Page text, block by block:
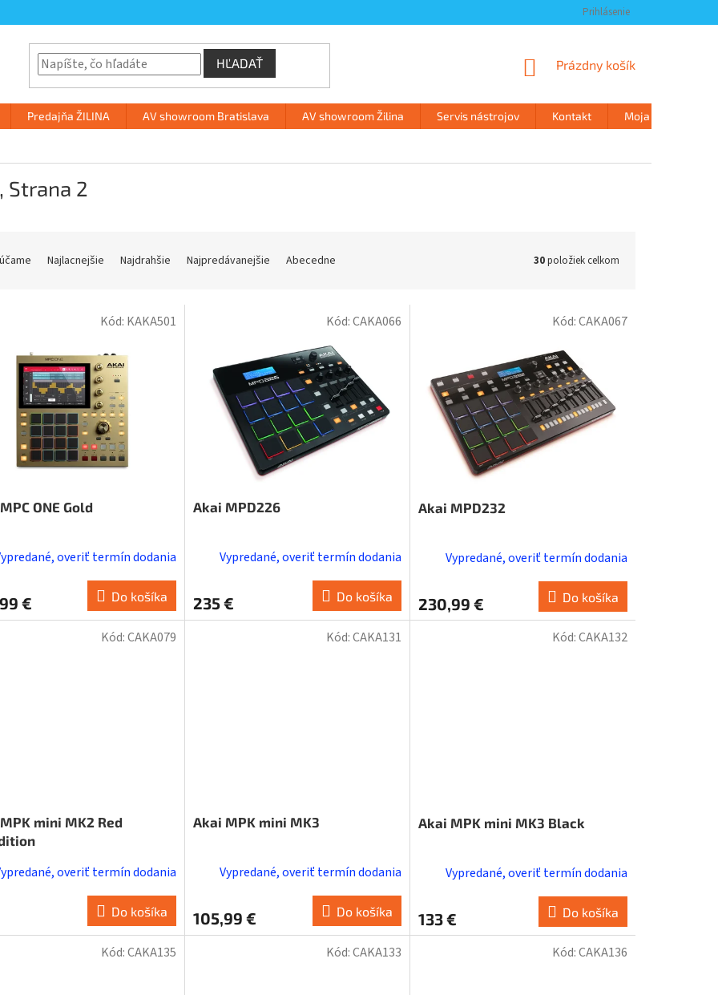
Prihlásenie
HĽADAŤ
NÁKUPNÝ
Prázdny košík
Predajňa ŽILINA AV showroom Bratislava AV showroom Žilina Servis nástrojov Kontakt Moja objednávka
, Strana 2
Najlacnejšie Najdrahšie Najpredávanejšie Abecedne 30položiek celkom
ONE Gold
overiť termín dodania
€ Do košíka
Kód: KAKA501
Akai MPD226
Vypredané, overiť termín dodania
235 € Do košíka
Kód:CAKA066
Akai MPD232
Vypredané, overiť termín dodania
230,99 € Do košíka
Kód:CAKA067
mini MK2 Red
overiť termín dodania
Do košíka
Kód:CAKA079
Akai MPK mini MK3
Vypredané, overiť termín dodania
105,99 € Do košíka
Kód:CAKA131
Akai MPK mini MK3 Black
Vypredané, overiť termín dodania
133 € Do košíka
Kód:CAKA132
Kód:CAKA135 Kód:CAKA133 Kód:CAKA136